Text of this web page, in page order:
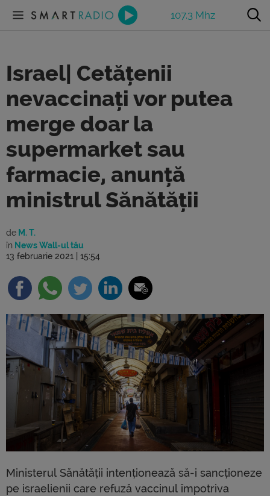
107.3 Mhz
Israel| Cetățenii
nevaccinați vor putea
merge doar la
supermarket sau
farmacie, anunță
ministrul Sănătății
de M. T.
în News Wall-ul tău
13 februarie 2021 | 15:54
Ministerul Sănătății intenționează să-i sancționeze
pe israelienii care refuză vaccinul împotriva